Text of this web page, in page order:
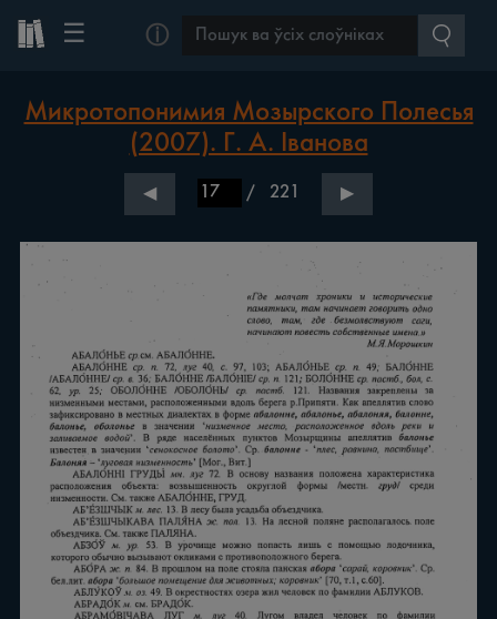
☰ ⓘ
Микротопонимия Мозырского Полесья
(2007). Г. А. Іванова
◀ / 221 ▶